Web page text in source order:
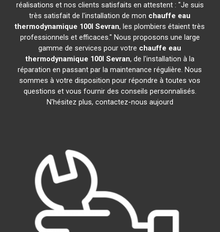
réalisations et nos clients satisfaits en attestent : "Je suis
très satisfait de l'installation de mon chauffe eau
thermodynamique 100l Sevran, les plombiers étaient très
professionnels et efficaces." Nous proposons une large
gamme de services pour votre chauffe eau
thermodynamique 100l Sevran, de l'installation à la
réparation en passant par la maintenance régulière. Nous
sommes à votre disposition pour répondre à toutes vos
questions et vous fournir des conseils personnalisés.
N'hésitez plus, contactez-nous aujourd